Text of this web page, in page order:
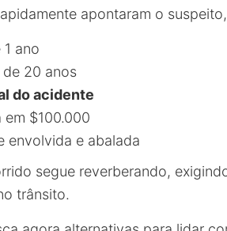
apontaram o suspeito,
ano
20 anos
do acidente
$100.000
envolvida e abalada
segue reverberando,
trânsito.